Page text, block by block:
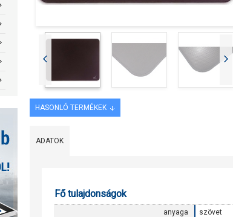
HASONLÓ TERMÉKEK
ADATOK
Fő tulajdonságok
anyaga
szövet